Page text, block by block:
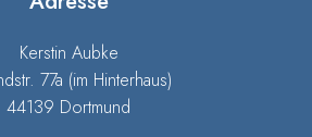
Kerstin Aubke
77a (im Hinterhaus)
44139 Dortmund